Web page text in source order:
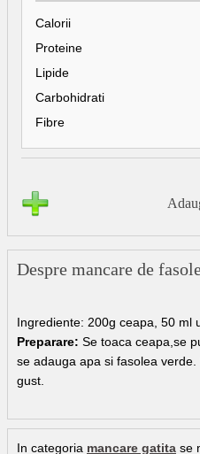
Calorii
Proteine
Lipide
Carbohidrati
Fibre
Despre mancare de
Ingrediente: 200g ceapa, 50 ml
Preparare: Se toaca ceapa,se
se adauga apa si fasolea
gust.
In categoria mancare gatita se